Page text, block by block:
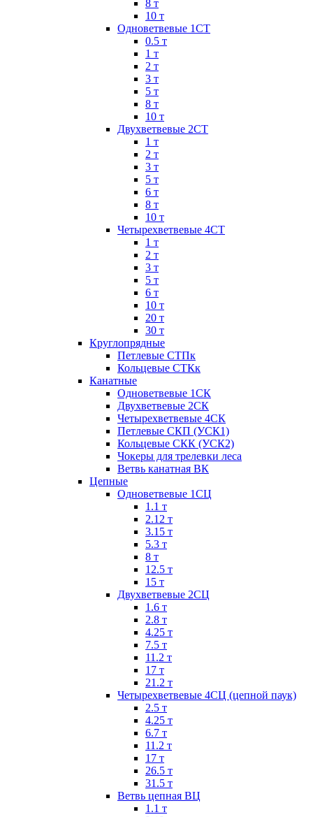
8 т
10 т
Одноветвевые 1СТ
0.5 т
1 т
2 т
3 т
5 т
8 т
10 т
Двухветвевые 2СТ
1 т
2 т
3 т
5 т
6 т
8 т
10 т
Четырехветвевые 4СТ
1 т
2 т
3 т
5 т
6 т
10 т
20 т
30 т
Круглопрядные
Петлевые СТПк
Кольцевые СТКк
Канатные
Одноветвевые 1СК
Двухветвевые 2СК
Четырехветвевые 4СК
Петлевые СКП (УСК1)
Кольцевые СКК (УСК2)
Чокеры для трелевки леса
Ветвь канатная ВК
Цепные
Одноветвевые 1СЦ
1.1 т
2.12 т
3.15 т
5.3 т
8 т
12.5 т
15 т
Двухветвевые 2СЦ
1.6 т
2.8 т
4.25 т
7.5 т
11.2 т
17 т
21.2 т
Четырехветвевые 4СЦ (цепной паук)
2.5 т
4.25 т
6.7 т
11.2 т
17 т
26.5 т
31.5 т
Ветвь цепная ВЦ
1.1 т